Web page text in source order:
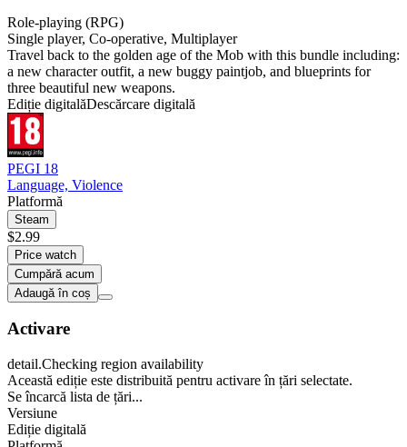
Role-playing (RPG)
Single player, Co-operative, Multiplayer
Travel back to the golden age of the Mob with this bundle including:
a new character outfit, a new buggy paintjob, and blueprints for
three beautiful new weapons.
Ediție digitalăDescărcare digitală
PEGI 18
Language, Violence
Platformă
Steam
$2.99
Price watch
Cumpără acum
Adaugă în coș
Activare
detail.Checking region availability
Această ediție este distribuită pentru activare în țări selectate.
Se încarcă lista de țări...
Versiune
Ediție digitală